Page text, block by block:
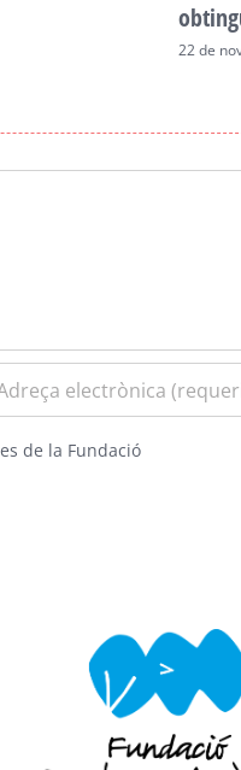
22 de
de la Fundació